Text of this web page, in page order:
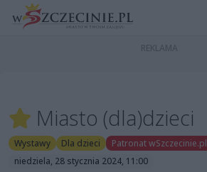
Miasto (dla)dzieci
Wystawy Dla dzieci Patronat wSzczecinie.pl
niedziela, 28 stycznia 2024, 11:00